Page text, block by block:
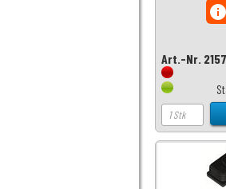
Art.-Nr.